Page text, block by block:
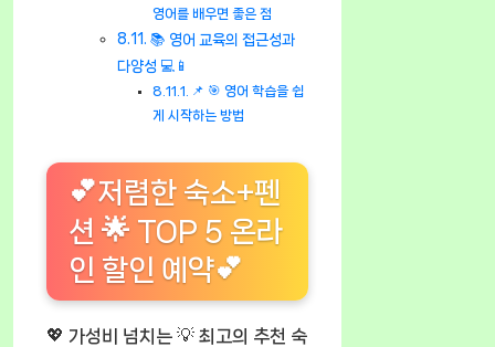
영어를 배우면 좋은 점
📚 영어 교육의 접근성과
다양성 💻📱
📌 🎯 영어 학습을 쉽
게 시작하는 방법
💕저렴한 숙소+펜
션 🌟 TOP 5 온라
인 할인 예약💕
💖 가성비 넘치는 💡 최고의 추천 숙